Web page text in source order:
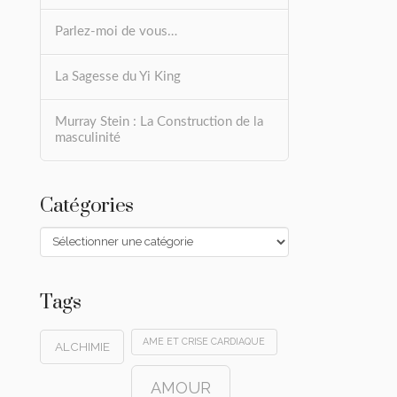
Parlez-moi de vous…
La Sagesse du Yi King
Murray Stein : La Construction de la
masculinité
Catégories
Catégories
Tags
ALCHIMIE AME ET CRISE CARDIAQUE
AMOUR